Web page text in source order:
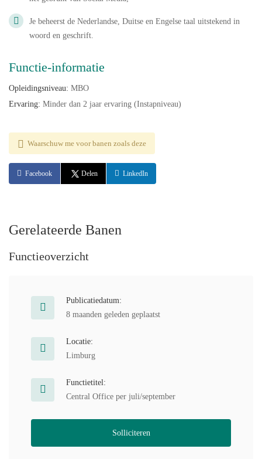
Je beheerst de Nederlandse, Duitse en Engelse taal uitstekend in
woord en geschrift.
Functie-informatie
Opleidingsniveau: MBO
Ervaring: Minder dan 2 jaar ervaring (Instapniveau)
Waarschuw me voor banen zoals deze
Facebook Delen LinkedIn
Gerelateerde Banen
Functieoverzicht
Publicatiedatum:
8 maanden geleden geplaatst
Locatie:
Limburg
Functietitel:
Central Office per juli/september
Solliciteren